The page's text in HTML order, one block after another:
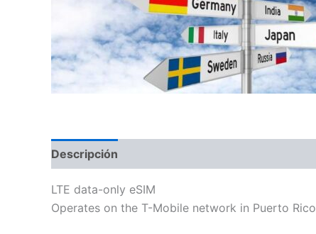
Descripción
LTE data-only eSIM
Operates on the T-Mobile network in Puerto Rico